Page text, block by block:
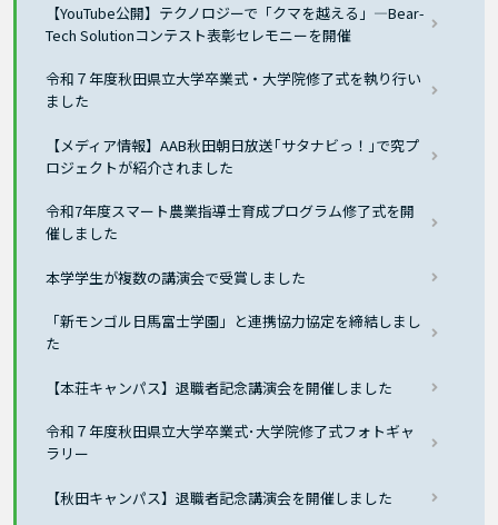
【YouTube公開】テクノロジーで「クマを越える」―Bear-
Tech Solutionコンテスト表彰セレモニーを開催
令和７年度秋田県立大学卒業式・大学院修了式を執り行い
ました
【メディア情報】AAB秋田朝日放送｢サタナビっ！｣で究プ
ロジェクトが紹介されました
令和7年度スマート農業指導士育成プログラム修了式を開
催しました
本学学生が複数の講演会で受賞しました
「新モンゴル日馬富士学園」と連携協力協定を締結しまし
た
【本荘キャンパス】退職者記念講演会を開催しました
令和７年度秋田県立大学卒業式･大学院修了式フォトギャ
ラリー
【秋田キャンパス】退職者記念講演会を開催しました